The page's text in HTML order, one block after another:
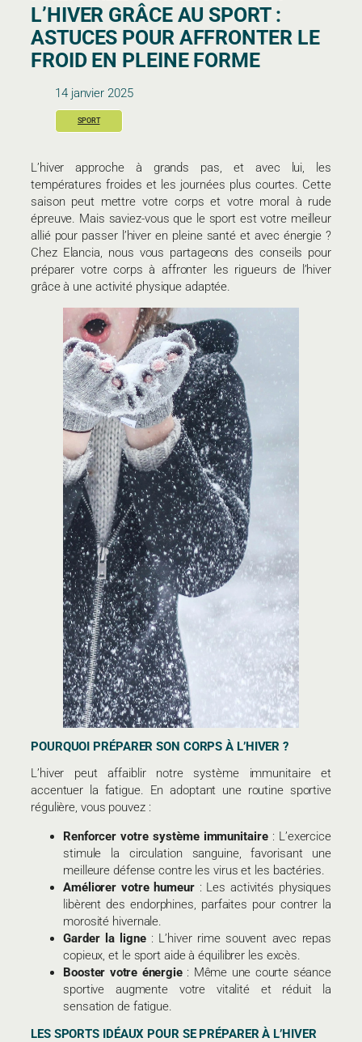
L’HIVER GRÂCE AU SPORT :
ASTUCES POUR AFFRONTER LE
FROID EN PLEINE FORME
14 janvier 2025
SPORT
L’hiver approche à grands pas, et avec lui, les
températures froides et les journées plus courtes. Cette
saison peut mettre votre corps et votre moral à rude
épreuve. Mais saviez-vous que le sport est votre meilleur
allié pour passer l’hiver en pleine santé et avec énergie ?
Chez Elancia, nous vous partageons des conseils pour
préparer votre corps à affronter les rigueurs de l’hiver
grâce à une activité physique adaptée.
POURQUOI PRÉPARER SON CORPS À L’HIVER ?
L’hiver peut affaiblir notre système immunitaire et
accentuer la fatigue. En adoptant une routine sportive
régulière, vous pouvez :
Renforcer votre système immunitaire: L’exercice
stimule la circulation sanguine, favorisant une
meilleure défense contre les virus et les bactéries.
Améliorer votre humeur: Les activités physiques
libèrent des endorphines, parfaites pour contrer la
morosité hivernale.
Garder la ligne: L’hiver rime souvent avec repas
copieux, et le sport aide à équilibrer les excès.
Booster votre énergie: Même une courte séance
sportive augmente votre vitalité et réduit la
sensation de fatigue.
LES SPORTS IDÉAUX POUR SE PRÉPARER À L’HIVER